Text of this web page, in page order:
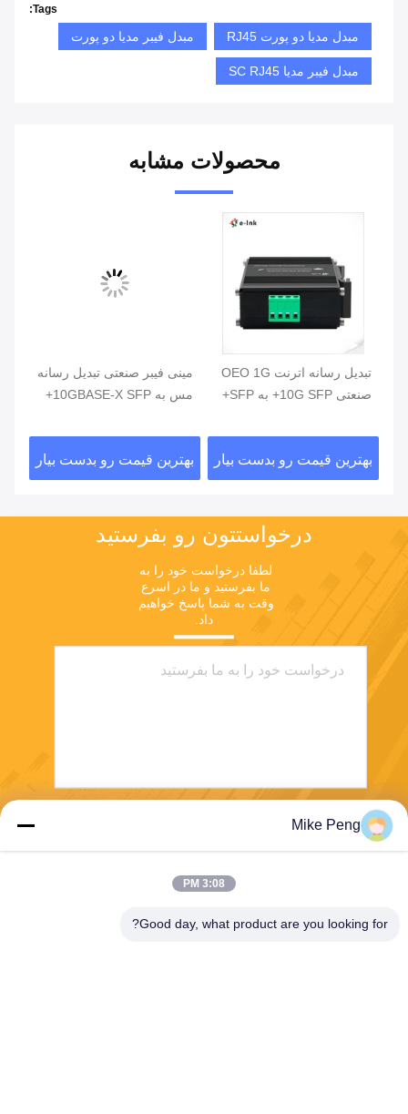
Tags:
مبدل مدیا دو پورت RJ45 مبدل فیبر مدیا دو پورت
مبدل فیبر مدیا SC RJ45
محصولات مشابه
تبدیل رسانه اترنت OEO 1G
صنعتی 10G SFP+ به SFP+
بهترین قیمت رو بدست بیار
مینی فیبر صنعتی تبدیل رسانه
مس به 10GBASE-X SFP+
بهترین قیمت رو بدست بیار
درخواستتون رو بفرستيد
ما بفرستید و ما در اسرع
داد.
Mike Peng
3:08 PM
Good day, what product are you looking for?